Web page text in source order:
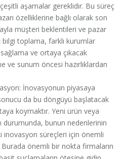
çeşitli aşamalar gereklidir. Bu süreç
özelliklerine bağlı olarak son
müşteri beklentileri ve pazar
bilgi toplama, farklı kurumlar
ve ortaya çıkacak
ve sunum öncesi hazırlıklardan
İnovasyonun piyasaya
da bu döngüyü başlatacak
koymaktır. Yeni ürün veya
durumunda, bunun nedenlerinin
inovasyon süreçleri için önemli
önemli bir nokta firmaların